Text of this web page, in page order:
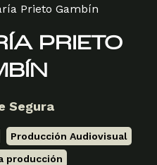
Prieto Gambín
PRIETO
Segura
Producción Audiovisual
producción